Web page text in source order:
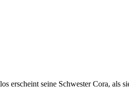
seine Schwester Cora, als